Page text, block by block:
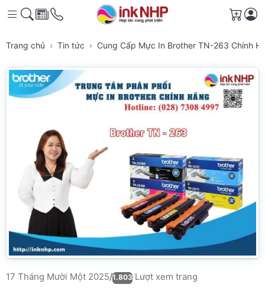
Giỏ
Trang chủ Tin tức Cung Cấp Mực In Brother TN-263 Chính
17 Tháng Mười Một 2025/1.803 Lượt xem trang